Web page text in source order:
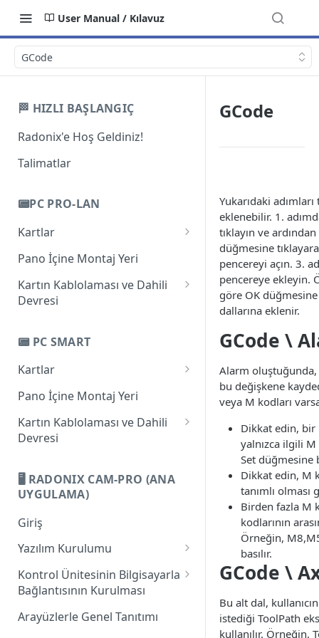
User Manual / Kılavuz
GCode
🏁 HIZLI BAŞLANGIÇ
Radonix'e Hoş Geldiniz!
Talimatlar
📟PC PRO-LAN
Kartlar
Giriş
PC-Pro LAN 2A
PC-Pro LAN 3AS
Pano İçine Montaj Yeri
Kartın Kablolaması ve Dahili
Devresi
Güç Beslemesi
Dijital Girişler
Dijital Çıkışlar
Analog Çıkışlar ve Geniş Bant
Modülasyonu
Pinlerin Eksenlerle İlgili İşlevi
Handwheel ve Seri Bağlantı
Router Kablolamasına Genel
Bakış
📟 PC SMART
Kartlar
Giriş
PC-Smart 3AS
PC-Smart 4A
Pano İçine Montaj Yeri
Kartın Kablolaması ve Dahili
Devresi
Güç Beslemesi
Analog Çıkışlar ve Geniş Bant
🖥️ RADONIX CAM-PRO (ANA
UYGULAMA)
Giriş
Yazılım Kurulumu
1. Microsoft .NET Framework 4
Client Profile Yazılımının
Kurulumu
2. Microsoft XNA Framework
Kontrol Ünitesinin Bilgisayarla
Bağlantısının Kurulması
IP Tanımlama
Arayüzlerle Genel Tanıtımı
GCode
Yukarıdaki
eklenebilir. 1.
tıklayın ve
düğmesine
pencereyi açın. 3.
pencereye ekleyin.
göre OK düğmesine
dallarına eklenir.
GCode \
Alarm
bu değişkene
veya M kodları
Dikkat edin,
yalnızca ilgili
Set düğmesine
Dikkat edin, M
tanımlı olması
Birden fazla M
kodlarının
Örneğin,
basılır.
GCode \
Bu alt dal,
istediği ToolPath
kullanılır. Örneğin,